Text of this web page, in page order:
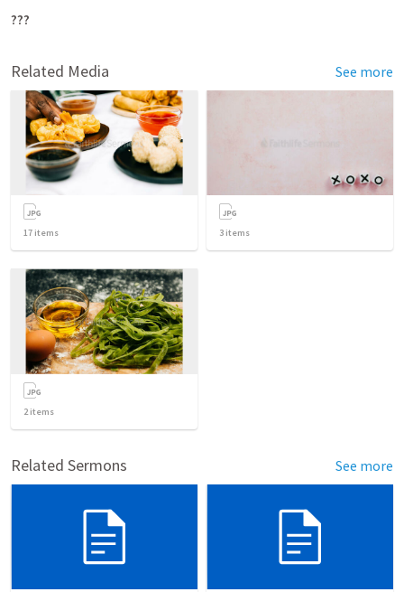
???
Related Media See more
17 items 3 items
2items
Related Sermons See more